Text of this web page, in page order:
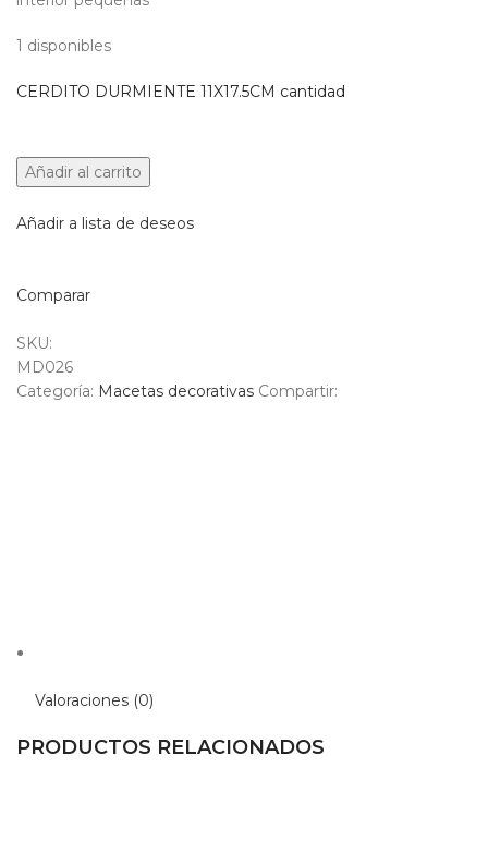
1 disponibles
CERDITO DURMIENTE 11X17.5CM cantidad
Añadir al carrito
Añadir a lista de deseos
Comparar
SKU:
MD026
Categoría: Macetas decorativas Compartir:
Valoraciones (0)
PRODUCTOS RELACIONADOS